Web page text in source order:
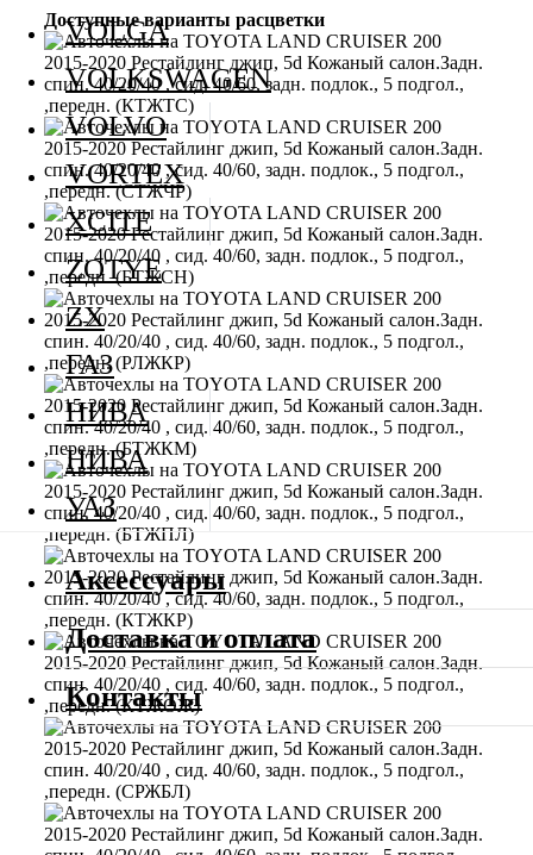
Доступные варианты расцветки
VOLGA
VOLKSWAGEN
VOLVO
VORTEX
XCITE
ZOTYE
ZX
ГАЗ
НИВА
НИВА
УАЗ
Аксессуары
Доставка и оплата
Контакты